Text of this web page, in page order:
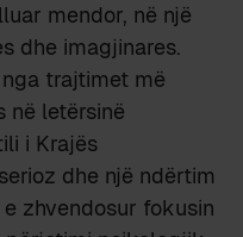
mendor, në një
dhe imagjinares.
trajtimet më
në letërsinë
i Krajës
dhe një ndërtim
zhvendosur fokusin